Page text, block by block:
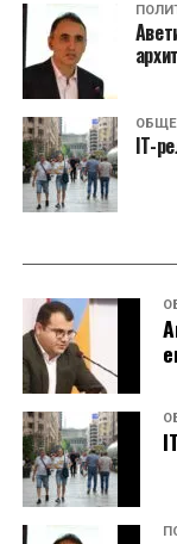
существовать
себя возьмет
для
Союза в 2023
IT-